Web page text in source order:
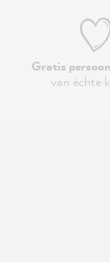
Gratis
van échte